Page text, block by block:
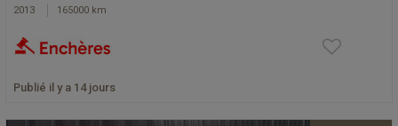
2013 165000 km
Publié il y a 14 jours